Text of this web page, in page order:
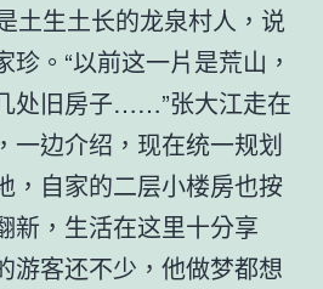
土生土长的龙泉村人，说
。“以前这一片是荒山，
处旧房子……”张大江走在
一边介绍，现在统一规划
，自家的二层小楼房也按
新，生活在这里十分享
游客还不少，他做梦都想